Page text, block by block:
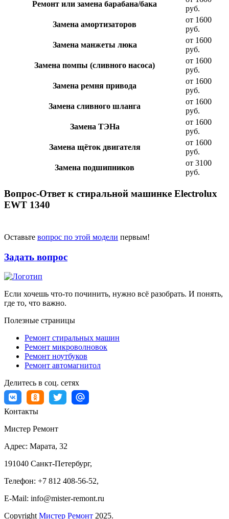
Ремонт или замена барабана/бака
руб.
Замена амортизаторов
от 1600
руб.
Замена манжеты люка
от 1600
руб.
Замена помпы (сливного насоса)
от 1600
руб.
Замена ремня привода
от 1600
руб.
Замена сливного шланга
от 1600
руб.
Замена ТЭНа
от 1600
руб.
Замена щёток двигателя
от 1600
руб.
Замена подшипников
от 3100
руб.
Вопрос-Ответ к стиральной машинке Electrolux
EWT 1340
Оставьте вопрос по этой модели первым!
Задать вопрос
Если хочешь что-то починить, нужно всё разобрать. И понять,
где то, что важно.
Полезные страницы
Ремонт стиральных машин
Ремонт микроволновок
Ремонт ноутбуков
Ремонт автомагнитол
Делитесь в соц. сетях
Контакты
Мистер Ремонт
Адрес: Марата, 32
191040 Санкт-Петербург,
Телефон: +7 812 408-56-52,
E-Mail: info@mister-remont.ru
Copyright Мистер Ремонт 2025.